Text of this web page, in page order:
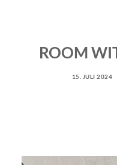
BLOGROOM
15. JULI 2024